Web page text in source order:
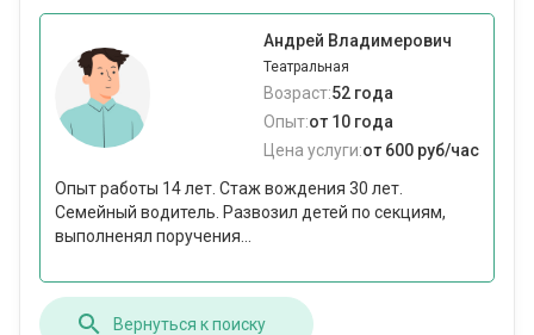
Андрей Владимерович
Театральная
Возраст:52 года
Опыт:от 10 года
Цена услуги:от 600 руб/час
Опыт работы 14 лет. Стаж вождения 30 лет.
Семейный водитель. Развозил детей по секциям,
выполненял поручения...
Вернуться к поиску